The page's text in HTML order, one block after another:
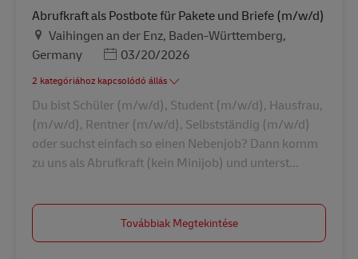
Abrufkraft als Postbote für Pakete und Briefe (m/w/d)
Helyszín
Vaihingen an der Enz, Baden-Württemberg,
Germany
Posted Date
03/20/2026
2 kategóriához kapcsolódó állás
Du bist Schüler (m/w/d), Student (m/w/d), Hausfrau,
(m/w/d), Rentner (m/w/d), Selbstständig (m/w/d)
oder suchst einfach so einen Nebenjob? Dann komm
zu uns als Abrufkraft (kein Minijob) und unterst...
Továbbiak Megtekintése